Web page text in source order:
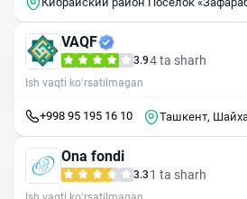
VAQF
3.94 ta sharh
Ish vaqti ko‘rsatilmagan
+998 95 195 16 10
Ташкент,
Ona fondi
3.3 1 ta sharh